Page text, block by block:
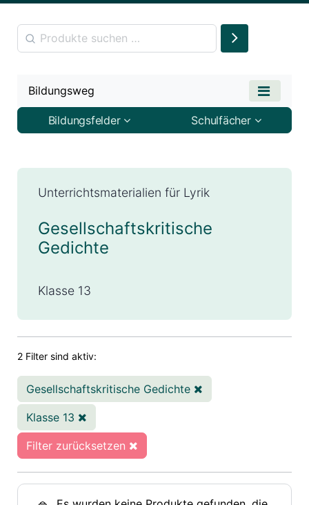
Unterrichtsmaterialien für Lyrik
Gesellschaftskritische
Gedichte
Klasse 13
2 Filter sind aktiv:
Gesellschaftskritische Gedichte
Klasse 13
Filter zurücksetzen
Bildungsweg
Bildungsfelder Schulfächer